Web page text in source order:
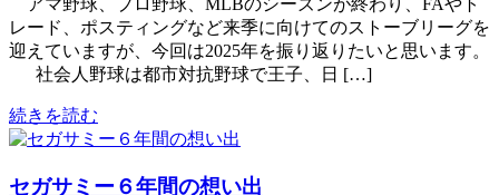
アマ野球、プロ野球、MLBのシーズンが終わり、FAやト
レード、ポスティングなど来季に向けてのストーブリーグを
迎えていますが、今回は2025年を振り返りたいと思います。
社会人野球は都市対抗野球で王子、日 […]
続きを読む
セガサミー６年間の想い出